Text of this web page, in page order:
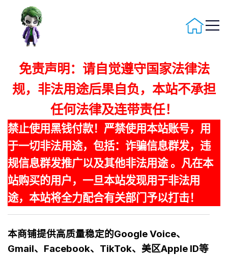
免责声明：请自觉遵守国家法律法
规，非法用途后果自负，本站不承担
任何法律及连带责任！
禁止使用黑钱付款！严禁使用本站账号，用
于一切非法用途，包括：诈骗信息群发，违
规信息群发推广以及其他非法用途 。凡在本
站购买的用户，一旦本站发现用于非法用
途，本站将全力配合有关部门予以打击！
本商铺提供高质量稳定的Google Voice、
Gmail、Facebook、TikTok、美区Apple ID等